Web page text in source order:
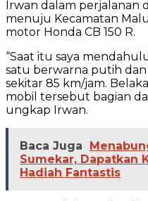
Irwan dalam perjalanan
menuju Kecamatan
motor Honda CB 150 R.
“Saat itu saya
satu berwarna putih
sekitar 85 km/jam.
mobil tersebut bagian
ungkap Irwan.
Baca Juga
Sumekar, Dapatkan
Hadiah Fantastis